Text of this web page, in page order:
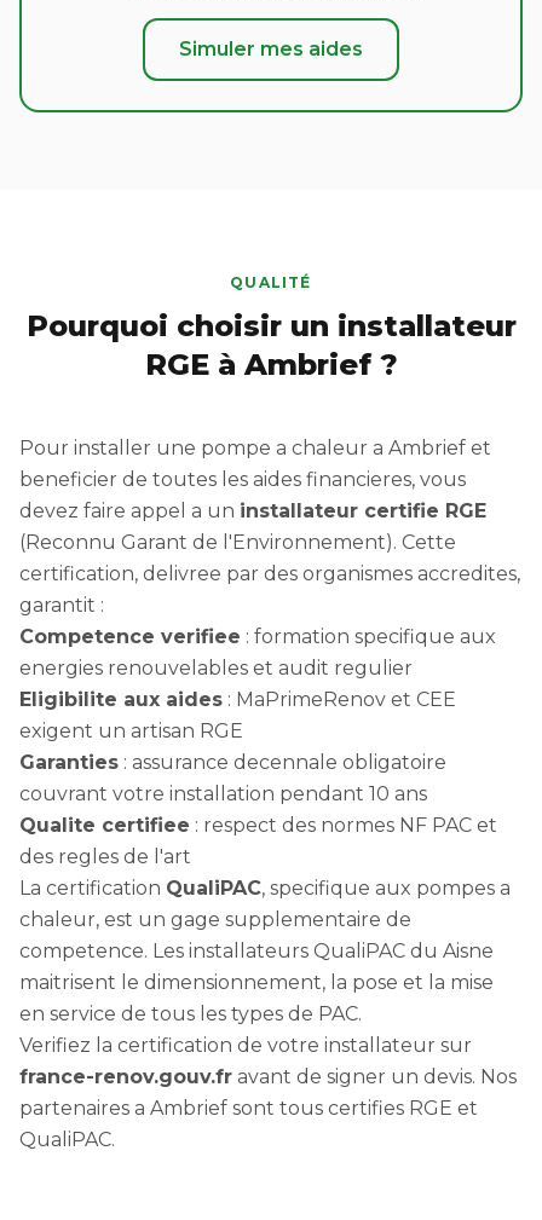
Simuler mes aides
QUALITÉ
Pourquoi choisir un installateur
RGE à Ambrief ?
Pour installer une pompe a chaleur a Ambrief et
beneficier de toutes les aides financieres, vous
devez faire appel a un installateur certifie RGE
(Reconnu Garant de l'Environnement). Cette
certification, delivree par des organismes accredites,
garantit :
Competence verifiee : formation specifique aux
energies renouvelables et audit regulier
Eligibilite aux aides : MaPrimeRenov et CEE
exigent un artisan RGE
Garanties : assurance decennale obligatoire
couvrant votre installation pendant 10 ans
Qualite certifiee : respect des normes NF PAC et
des regles de l'art
La certification QualiPAC, specifique aux pompes a
chaleur, est un gage supplementaire de
competence. Les installateurs QualiPAC du Aisne
maitrisent le dimensionnement, la pose et la mise
en service de tous les types de PAC.
Verifiez la certification de votre installateur sur
france-renov.gouv.fr avant de signer un devis. Nos
partenaires a Ambrief sont tous certifies RGE et
QualiPAC.